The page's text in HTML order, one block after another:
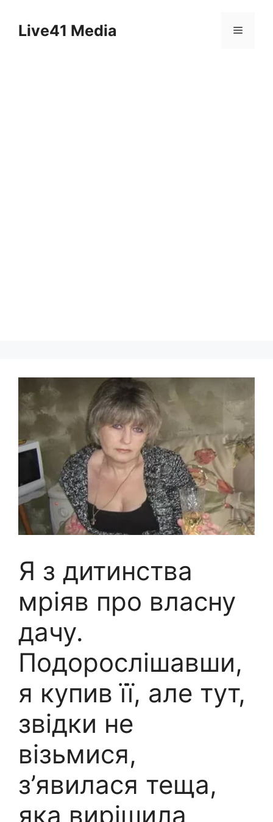
contentLive41 Media Menu
Я з дитинства
мріяв про власну
дачу.
Подорослішавши,
я купив її, але тут,
звідки не
візьмися,
з’явилася теща,
яка вирішила